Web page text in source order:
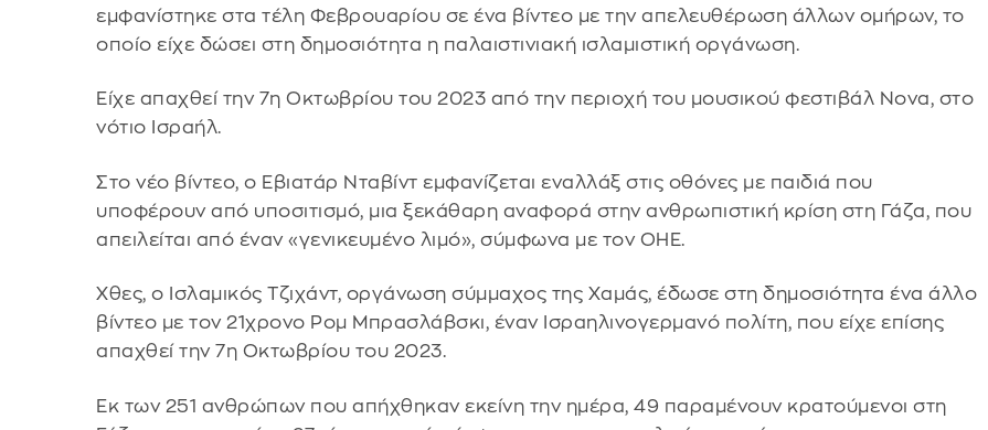
εμφανίστηκε στα τέλη Φεβρουαρίου σε ένα βίντεο με την απελευθέρωση άλλων ομήρων, το
οποίο είχε δώσει στη δημοσιότητα η παλαιστινιακή ισλαμιστική οργάνωση.
Είχε απαχθεί την 7η Οκτωβρίου του 2023 από την περιοχή του μουσικού φεστιβάλ Nova, στο
νότιο Ισραήλ.
Στο νέο βίντεο, ο Εβιατάρ Νταβίντ εμφανίζεται εναλλάξ στις οθόνες με παιδιά που
υποφέρουν από υποσιτισμό, μια ξεκάθαρη αναφορά στην ανθρωπιστική κρίση στη Γάζα, που
απειλείται από έναν «γενικευμένο λιμό», σύμφωνα με τον ΟΗΕ.
Χθες, ο Ισλαμικός Τζιχάντ, οργάνωση σύμμαχος της Χαμάς, έδωσε στη δημοσιότητα ένα άλλο
βίντεο με τον 21χρονο Ρομ Μπρασλάβσκι, έναν Ισραηλινογερμανό πολίτη, που είχε επίσης
απαχθεί την 7η Οκτωβρίου του 2023.
Εκ των 251 ανθρώπων που απήχθηκαν εκείνη την ημέρα, 49 παραμένουν κρατούμενοι στη